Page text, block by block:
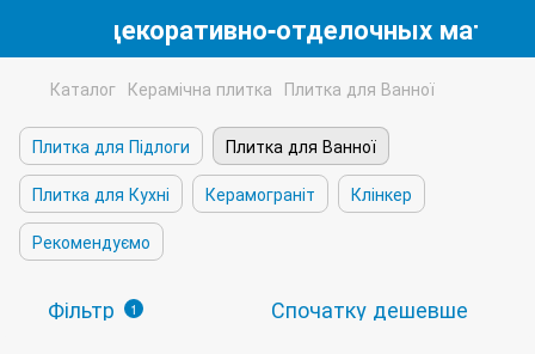
декоративно-отделочных
Каталог Керамічна плитка Плитка для Ванної
Плитка для Підлоги
Плитка для Ванної
Плитка для Кухні
Керамограніт
Клінкер
Рекомендуємо
Фільтр 1 Спочатку дешевше